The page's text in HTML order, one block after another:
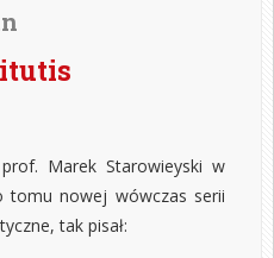
Marek Starowieyski w
tomu nowej wówczas serii
tak pisał: